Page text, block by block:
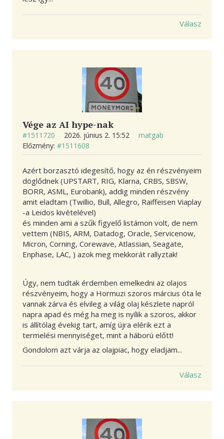
Válasz
Vége az AI hype-nak
#1511720 2026. június 2. 15:52
matgab
Előzmény: #1511608
Azért borzasztó idegesítő, hogy az én részvényeim
döglődnek (UPSTART, RIG, Klarna, CRBS, SBSW,
BORR, ASML, Eurobank), addig minden részvény
amit eladtam (Twillio, Bull, Allegro, Raiffeisen Viaplay
-a Leidos kivételével)
és minden ami a szűk figyelő listámon volt, de nem
vettem (NBIS, ARM, Datadog, Oracle, Servicenow,
Micron, Corning, Corewave, Atlassian, Seagate,
Enphase, LAC, ) azok meg mekkorát rallyztak!
Úgy, nem tudtak érdemben emelkedni az olajos
részvényeim, hogy a Hormuzi szoros március óta le
vannak zárva és elvileg a világ olaj készlete napról
napra apad és még ha meg is nyílik a szoros, akkor
is állítólag évekig tart, amíg újra elérik ezt a
termelési mennyiséget, mint a háború előtt!
Gondolom azt várja az olajpiac, hogy eladjam...
Válasz